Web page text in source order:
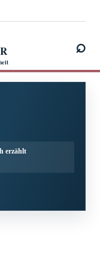
⌕
erzählt